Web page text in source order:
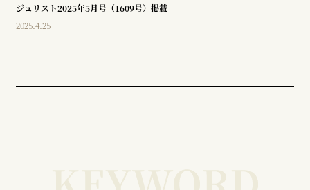
ジュリスト2025年5月号（1609号）掲載
2025.4.25